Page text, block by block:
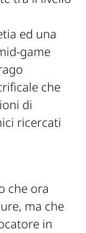
ed una
game
che
di
ricercati
che ora
ma che
in